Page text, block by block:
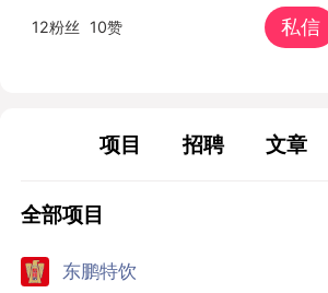
12粉丝 10赞 私信
项目 招聘 文章
全部项目
东鹏特饮